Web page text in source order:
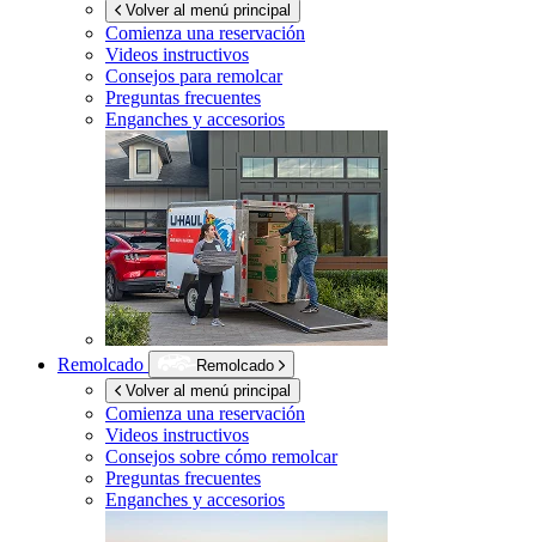
Volver al menú principal
Comienza una reservación
Videos instructivos
Consejos para remolcar
Preguntas frecuentes
Enganches y accesorios
Remolcado
Remolcado
Volver al menú principal
Comienza una reservación
Videos instructivos
Consejos sobre cómo remolcar
Preguntas frecuentes
Enganches y accesorios